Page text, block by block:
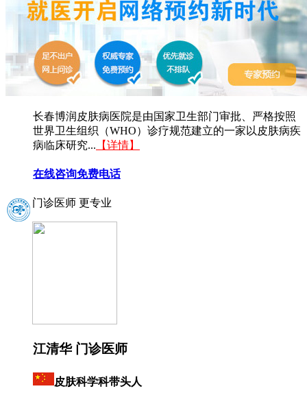
长春博润皮肤病医院是由国家卫生部门审批、严格按照
世界卫生组织（WHO）诊疗规范建立的一家以皮肤病疾
病临床研究... 【详情】
在线咨询免费电话
门诊医师 更专业
江清华 门诊医师
皮肤科学科带头人